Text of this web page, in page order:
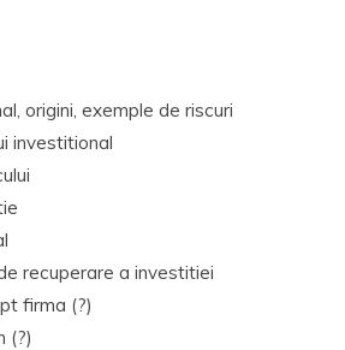
origini, exemple de riscuri
investitional
recuperare a investitiei
firma (?)
(?)